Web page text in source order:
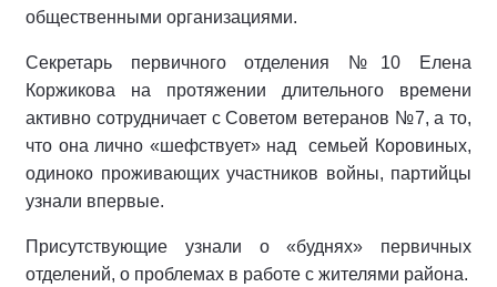
общественными организациями.
Секретарь первичного отделения №10 Елена
Коржикова на протяжении длительного времени
активно сотрудничает с Советом ветеранов №7, а то,
что она лично «шефствует» над семьей Коровиных,
одиноко проживающих участников войны, партийцы
узнали впервые.
Присутствующие узнали о «буднях» первичных
отделений, о проблемах в работе с жителями района.